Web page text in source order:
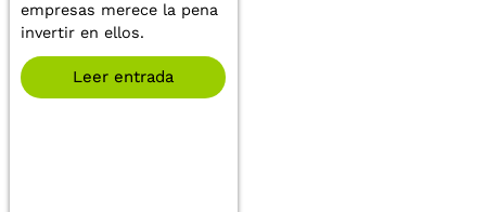
empresas merece la pena
invertir en ellos.
Leer entrada